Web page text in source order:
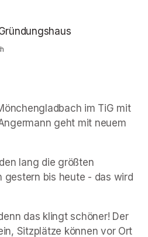
im TiG mit
geht mit neuem
lang die größten
gestern bis heute - das wird
das klingt schöner! Der
Sitzplätze können vor Ort